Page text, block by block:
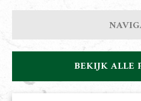
BEKIJK ALLE